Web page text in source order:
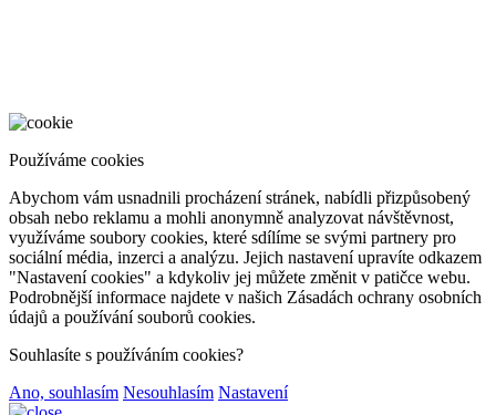
Používáme cookies
Abychom vám usnadnili procházení stránek, nabídli přizpůsobený
obsah nebo reklamu a mohli anonymně analyzovat návštěvnost,
využíváme soubory cookies, které sdílíme se svými partnery pro
sociální média, inzerci a analýzu. Jejich nastavení upravíte odkazem
"Nastavení cookies" a kdykoliv jej můžete změnit v patičce webu.
Podrobnější informace najdete v našich Zásadách ochrany osobních
údajů a používání souborů cookies.
Souhlasíte s používáním cookies?
Ano, souhlasím Nesouhlasím Nastavení